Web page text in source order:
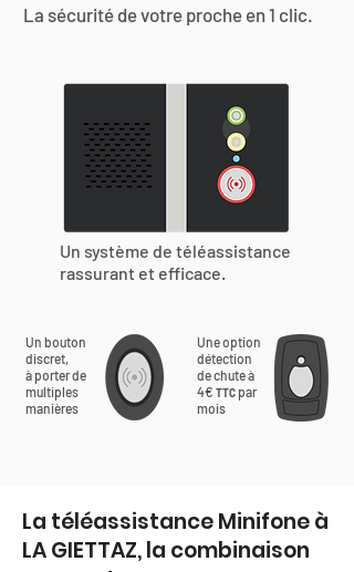
La sécurité de votre proche en 1 clic.
Un système de téléassistance
rassurant et efficace.
Un bouton
discret,
à porter de
multiples
manières
Une option
détection
de chute à
4€ TTC par
mois
La téléassistance Minifone à
LA GIETTAZ, la combinaison